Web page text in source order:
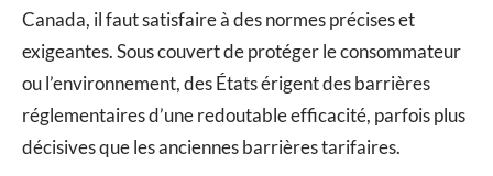
Canada, il faut satisfaire à des normes précises et
exigeantes. Sous couvert de protéger le consommateur
ou l’environnement, des États érigent des barrières
réglementaires d’une redoutable efficacité, parfois plus
décisives que les anciennes barrières tarifaires.